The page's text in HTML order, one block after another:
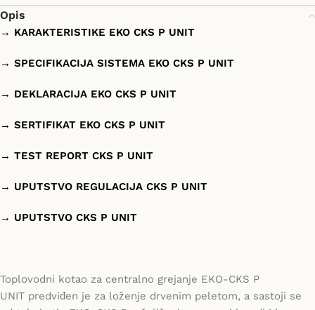
Opis
→ KARAKTERISTIKE EKO CKS P UNIT
→ SPECIFIKACIJA SISTEMA EKO CKS P UNIT
→ DEKLARACIJA EKO CKS P UNIT
→ SERTIFIKAT EKO CKS P UNIT
→ TEST REPORT CKS P UNIT
→ UPUTSTVO REGULACIJA CKS P UNIT
→ UPUTSTVO CKS P UNIT
Toplovodni kotao za centralno grejanje EKO-CKS P
UNIT predviđen je za loženje drvenim peletom, a sastoji se